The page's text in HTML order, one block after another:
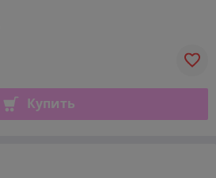
Купить